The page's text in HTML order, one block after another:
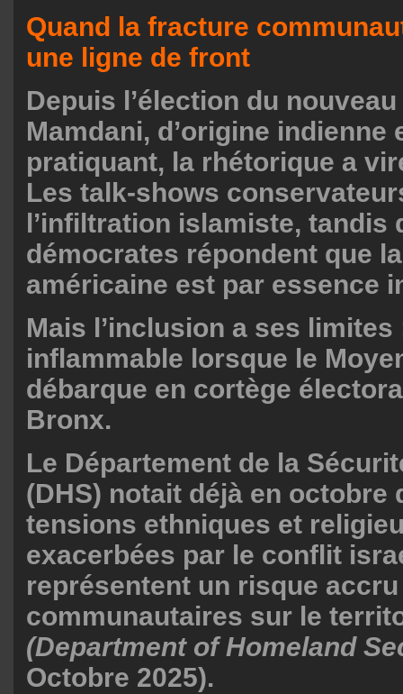
Quand la fracture
une ligne de front
Depuis l’élection du
Mamdani, d’origine indienne
pratiquant, la rhétorique a
Les talk-shows
l’infiltration islamiste, tandis
démocrates répondent que
américaine est par essence
Mais l’inclusion a ses
inflammable lorsque le
débarque en cortège
Bronx.
Le Département de la
(DHS) notait déjà en octobre
tensions ethniques et
exacerbées par le conflit
représentent un risque
communautaires sur le
(Department of Homeland
Octobre 2025).